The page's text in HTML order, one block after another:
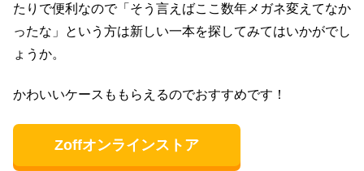
たりで便利なので「そう言えばここ数年メガネ変えてなか
ったな」という方は新しい一本を探してみてはいかがでし
ょうか。
かわいいケースももらえるのでおすすめです！
Zoffオンラインストア